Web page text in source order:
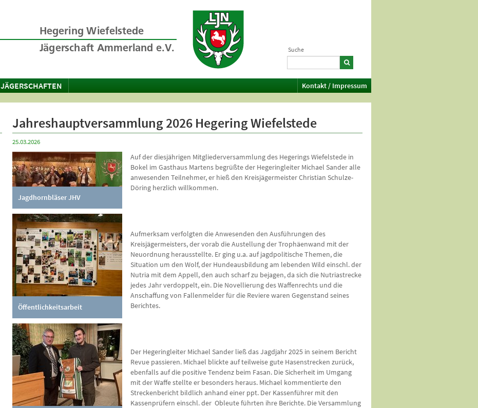
Suche
JÄGERSCHAFTEN Kontakt / Impressum
Jahreshauptversammlung 2026 Hegering Wiefelstede
25.03.2026
Jagdhornbläser JHV
Öffentlichkeitsarbeit
Auf der diesjährigen Mitgliederversammlung des Hegerings Wiefelstede in
Bokel im Gasthaus Martens begrüßte der Hegeringleiter Michael Sander alle
anwesenden Teilnehmer, er hieß den Kreisjägermeister Christian Schulze-
Döring herzlich willkommen.
Aufmerksam verfolgten die Anwesenden den Ausführungen des
Kreisjägermeisters, der vorab die Austellung der Trophäenwand mit der
Neuordnung herausstellte. Er ging u.a. auf jagdpolitische Themen, die
Situation um den Wolf, der Hundeausbildung am lebenden Wild einschl. der
Nutria mit dem Appell, den auch scharf zu bejagen, da sich die Nutriastrecke
jedes Jahr verdoppelt, ein. Die Novellierung des Waffenrechts und die
Anschaffung von Fallenmelder für die Reviere waren Gegenstand seines
Berichtes.
Der Hegeringleiter Michael Sander ließ das Jagdjahr 2025 in seinem Bericht
Revue passieren. Michael blickte auf teilweise gute Hasenstrecken zurück,
ebenfalls auf die positive Tendenz beim Fasan. Die Sicherheit im Umgang
mit der Waffe stellte er besonders heraus. Michael kommentierte den
Streckenbericht bildlich anhand einer ppt. Der Kassenführer mit den
Kassenprüfern einschl. der Obleute führten ihre Berichte. Die Versammlung